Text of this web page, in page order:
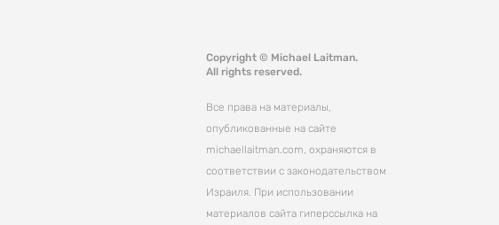
Copyright © Michael Laitman.
All rights reserved.
Все права на материалы,
опубликованные на сайте
michaellaitman.com, охраняются в
соответствии с законодательством
Израиля. При использовании
материалов сайта гиперссылка на